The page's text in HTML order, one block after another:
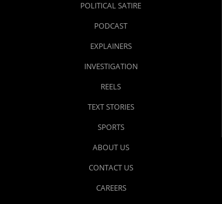
POLITICAL SATIRE
PODCAST
EXPLAINERS
INVESTIGATION
REELS
TEXT STORIES
SPORTS
ABOUT US
CONTACT US
CAREERS